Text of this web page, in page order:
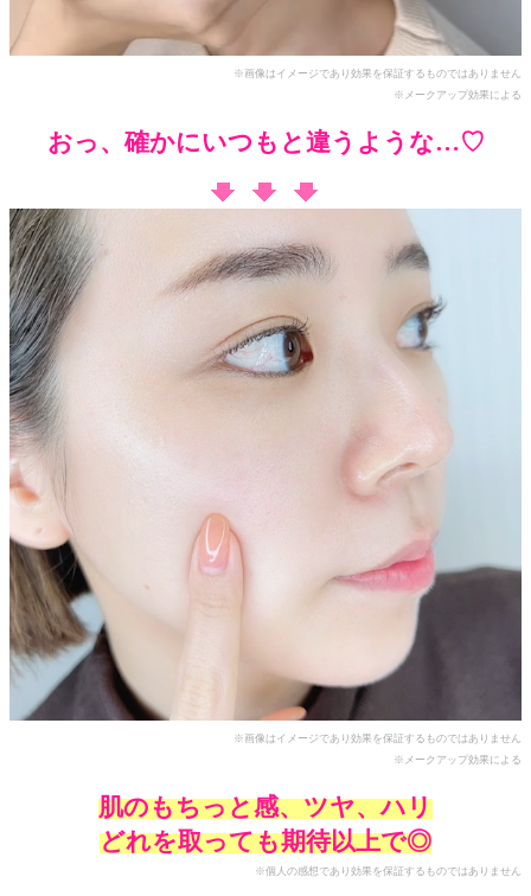
※画像はイメージであり効果を保証するものではありません
※メークアップ効果による
おっ、確かにいつもと違うような…♡
※画像はイメージであり効果を保証するものではありません
※メークアップ効果による
肌のもちっと感、ツヤ、ハリ
どれを取っても期待以上で◎
※個人の感想であり効果を保証するものではありません